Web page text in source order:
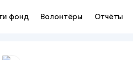
фонд Волонтёры Отчёты